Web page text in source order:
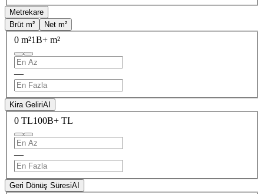
Metrekare
Brüt m²
Net m²
0 m²1B+ m²
—
Kira GeliriAI
0 TL100B+ TL
—
Geri Dönüş SüresiAI